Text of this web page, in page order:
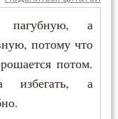
пагубную, а
потому что
потом.
избегать, а